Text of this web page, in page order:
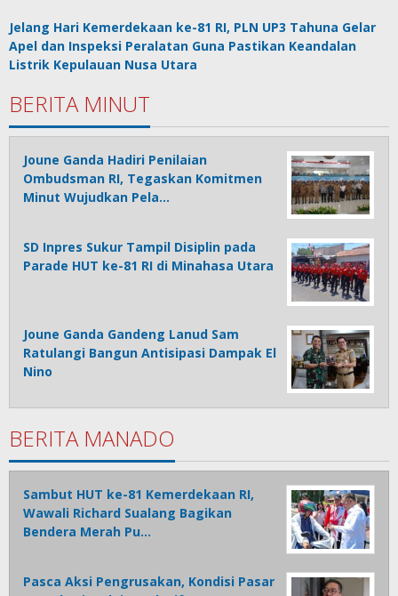
Jelang Hari Kemerdekaan ke-81 RI, PLN UP3 Tahuna Gelar
Apel dan Inspeksi Peralatan Guna Pastikan Keandalan
Listrik Kepulauan Nusa Utara
BERITA MINUT
Joune Ganda Hadiri Penilaian
Ombudsman RI, Tegaskan Komitmen
Minut Wujudkan Pela…
SD Inpres Sukur Tampil Disiplin pada
Parade HUT ke-81 RI di Minahasa Utara
Joune Ganda Gandeng Lanud Sam
Ratulangi Bangun Antisipasi Dampak El
Nino
BERITA MANADO
Sambut HUT ke-81 Kemerdekaan RI,
Wawali Richard Sualang Bagikan
Bendera Merah Pu…
Pasca Aksi Pengrusakan, Kondisi Pasar